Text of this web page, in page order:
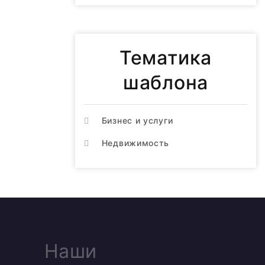
Тематика
шаблона
Бизнес и услуги
Недвижимость
Наши